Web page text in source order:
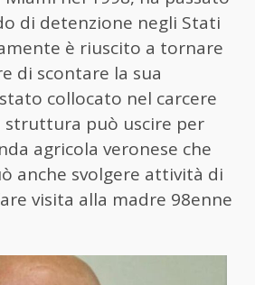
di detenzione negli Stati
è riuscito a tornare
di scontare la sua
collocato nel carcere
struttura può uscire per
agricola veronese che
anche svolgere attività di
visita alla madre 98enne